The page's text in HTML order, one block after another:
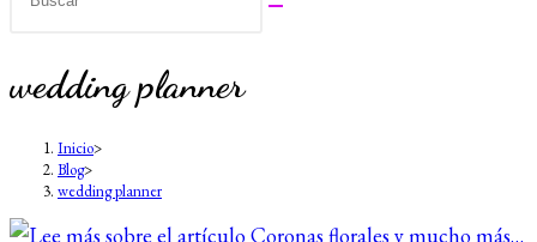
wedding planner
Inicio>
Blog>
wedding planner